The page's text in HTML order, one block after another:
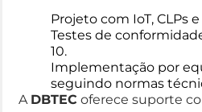
Projeto com IoT, CLPs
Testes de
10.
Implementação por
seguindo normas
A DBTEC oferece suporte